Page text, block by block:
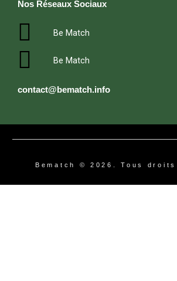
Nos Réseaux Sociaux
Be Match
Be Match
contact@bematch.info
Bematch © 2026. Tous